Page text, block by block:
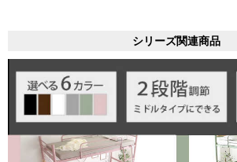
シリーズ関連商品